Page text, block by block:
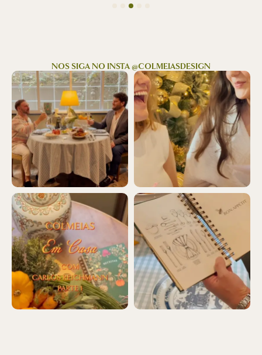
NOS SIGA NO INSTA @COLMEIASDESIGN